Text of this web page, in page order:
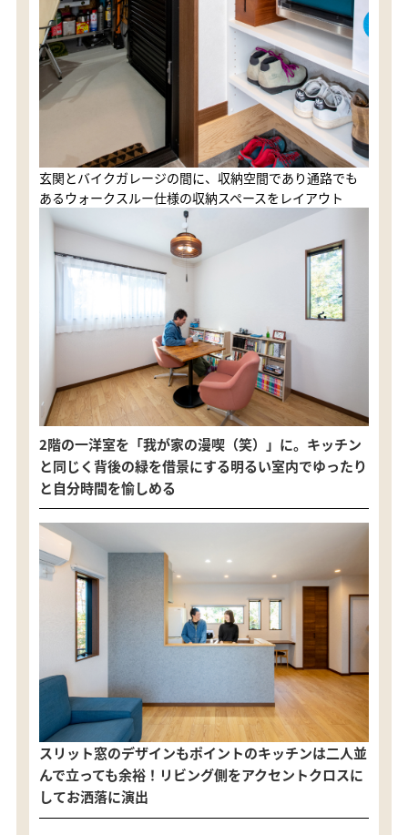
玄関とバイクガレージの間に、収納空間であり通路でも
あるウォークスルー仕様の収納スペースをレイアウト
2階の一洋室を「我が家の漫喫（笑）」に。キッチン
と同じく背後の緑を借景にする明るい室内でゆったり
と自分時間を愉しめる
スリット窓のデザインもポイントのキッチンは二人並
んで立っても余裕！リビング側をアクセントクロスに
してお洒落に演出